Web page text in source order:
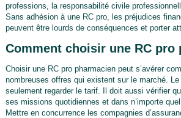
professions, la responsabilité civile
Sans adhésion à une RC pro, les préjudices
peuvent être lourds de conséquences et porter
Comment choisir une RC pro
Choisir une RC pro pharmacien peut s’avérer
nombreuses offres qui existent sur le marché.
seulement regarder le tarif. Il doit aussi vérifier
ses missions quotidiennes et dans n’importe
Mettre en concurrence les compagnies